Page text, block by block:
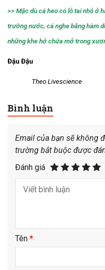
>> Mặc dù cá heo có lỗ tai nhỏ ở
trường nước, cá nghe bằng hàm
những khe hở chứa mở trong
Đậu Đậu
Theo Livescience
Bình luận
Email của bạn sẽ không
trường bắt buộc được
Đánh giá
Tên *